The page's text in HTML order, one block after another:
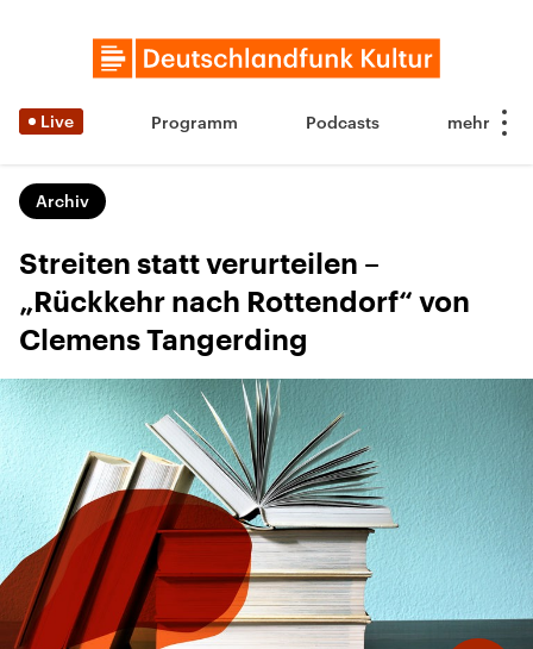
Live Programm Podcasts
Archiv
Streiten statt verurteilen –
„Rückkehr nach Rottendorf“ von
Clemens Tangerding